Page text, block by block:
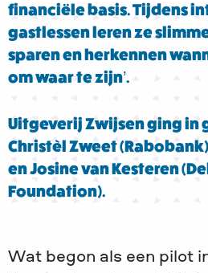
financiële basis. Tijdens
gastlessen leren ze
sparen en herkennen
om waar te zijn’.
Uitgeverij Zwijsen ging in
Christèl Zweet
en Josine van Kesteren
Foundation).
Wat begon als een pilot